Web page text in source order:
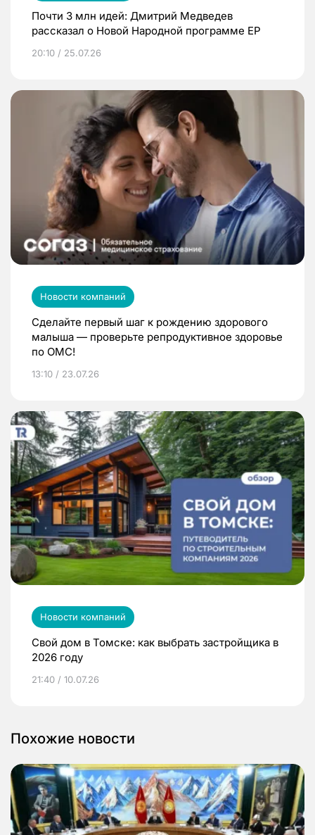
Почти 3 млн идей: Дмитрий Медведев
рассказал о Новой Народной программе ЕР
20:10 / 25.07.26
Новости компаний
Сделайте первый шаг к рождению здорового
малыша — проверьте репродуктивное здоровье
по ОМС!
13:10 / 23.07.26
Новости компаний
Свой дом в Томске: как выбрать застройщика в
2026 году
21:40 / 10.07.26
Похожие новости